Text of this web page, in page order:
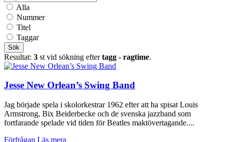
Alla
Nummer
Titel
Taggar
Sök
Resultat: 3 st vid sökning eftertagg - ragtime.
Jesse New Orlean’s Swing Band
Jag började spela i skolorkestrar 1962 efter att ha spisat Louis
Armstrong, Bix Beiderbecke och de svenska jazzband som
fortfarande spelade vid tiden för Beatles maktövertagande....
Förfrågan Läs mera